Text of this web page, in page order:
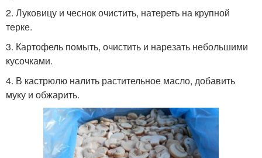
2. Луковицу и чеснок очистить, натереть на крупной
терке.
3. Картофель помыть, очистить и нарезать небольшими
кусочками.
4. В кастрюлю налить растительное масло, добавить
муку и обжарить.